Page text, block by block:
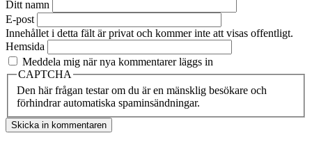
Ditt namn
E-post
Innehållet i detta fält är privat och kommer inte att visas offentligt.
Hemsida
Meddela mig när nya kommentarer läggs in
CAPTCHA
Den här frågan testar om du är en mänsklig besökare och
förhindrar automatiska spaminsändningar.